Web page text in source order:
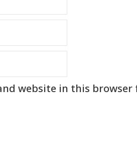
website in this